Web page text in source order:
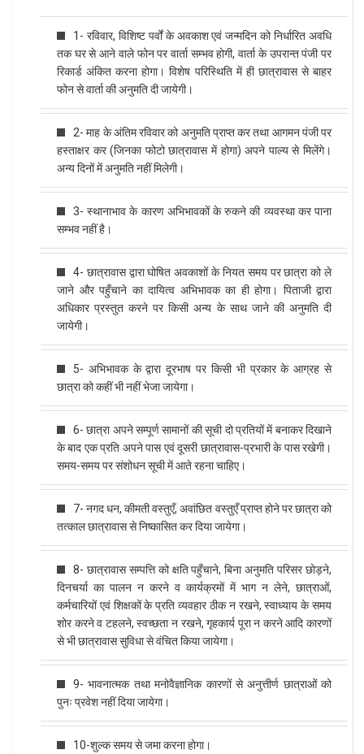
1- रविवार, विशिष्ट पर्वों के अवकाश एवं जन्मदिन को निर्धारित अवधि
तक घर से आने वाले फोन पर वार्ता सम्भव होगी, वार्ता के उपरान्त पंजी पर
रिकार्ड अंकित करना होगा। विशेष परिस्थिति में ही छात्रावास से बाहर
फोन से वार्ता की अनुमति दी जायेगी।
2- माह के अंतिम रविवार को अनुमति प्राप्त कर तथा आगमन पंजी पर
हस्ताक्षर कर (जिनका फोटो छात्रावास में होगा) अपने पाल्य से मिलेंगे।
अन्य दिनों में अनुमति नहीं मिलेगी।
3- स्थानाभाव के कारण अभिभावकों के रुकने की व्यवस्था कर पाना
सम्भव नहीं है।
4- छात्रावास द्वारा घोषित अवकाशों के नियत समय पर छात्रा को ले
जाने और पहुँचाने का दायित्व अभिभावक का ही होगा। पिताजी द्वारा
अधिकार प्रस्तुत करने पर किसी अन्य के साथ जाने की अनुमति दी
जायेगी।
5- अभिभावक के द्वारा दूरभाष पर किसी भी प्रकार के आग्रह से
छात्रा को कहीं भी नहीं भेजा जायेगा।
6- छात्रा अपने सम्पूर्ण सामानों की सूची दो प्रतियों में बनाकर दिखाने
के बाद एक प्रति अपने पास एवं दूसरी छात्रावास-प्रभारी के पास रखेगी।
समय-समय पर संशोधन सूची में आते रहना चाहिए।
7- नगद धन, कीमती वस्तुएँ, अवांछित वस्तुएँ प्राप्त होने पर छात्रा को
तत्काल छात्रावास से निष्कासित कर दिया जायेगा।
8- छात्रावास सम्पत्ति को क्षति पहुँचाने, बिना अनुमति परिसर छोड़ने,
दिनचर्या का पालन न करने व कार्यक्रमों में भाग न लेने, छात्राओं,
कर्मचारियों एवं शिक्षकों के प्रति व्यवहार ठीक न रखने, स्वाध्याय के समय
शोर करने व टहलने, स्वच्छता न रखने, गृहकार्य पूरा न करने आदि कारणों
से भी छात्रावास सुविधा से वंचित किया जायेगा।
9- भावनात्मक तथा मनोवैज्ञानिक कारणों से अनुत्तीर्ण छात्राओं को
पुनः प्रवेश नहीं दिया जायेगा।
10-शुल्क समय से जमा करना होगा।